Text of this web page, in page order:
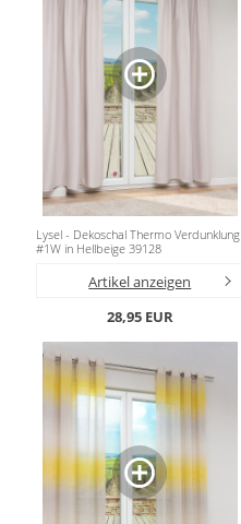
Lysel - Dekoschal Thermo Verdunklung
#1W in Hellbeige 39128
Artikel anzeigen
28,95 EUR